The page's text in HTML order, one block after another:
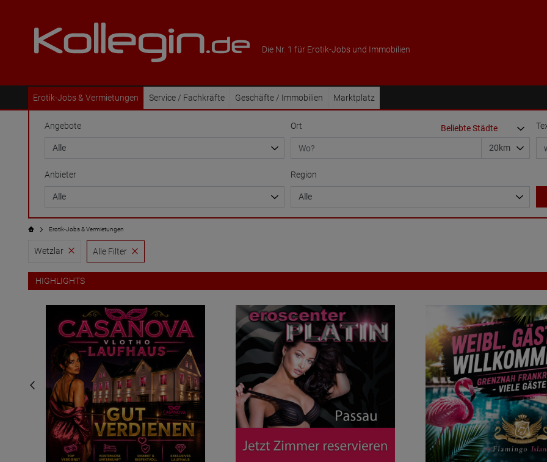
Die Nr. 1 für Erotik-Jobs und Immobilien
Erotik-Jobs & Vermietungen Service / Fachkräfte Geschäfte / Immobilien Marktplatz
Angebote Ort
Anbieter Region
Erotik-Jobs & Vermietungen
Wetzlar Alle Filter
HIGHLIGHTS